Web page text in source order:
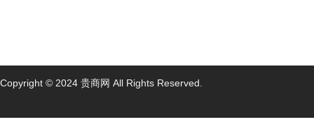
Copyright © 2024 贵商网 All Rights Reserved.